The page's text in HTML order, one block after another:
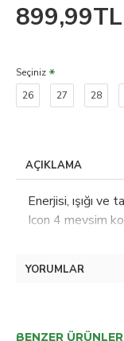
899,99TL
Seçiniz
26
27 28
AÇIKLAMA
Enerjisi, ışığı
Icon 4 mevsim
sağlayabilen,
Rise Slim Extrya
Boy: 32 Diğer
YORUMLAR
BENZER ÜRÜNLER